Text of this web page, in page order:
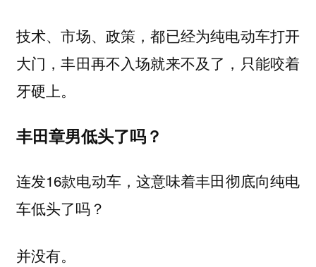
技术、市场、政策，都已经为纯电动车打开
大门，丰田再不入场就来不及了，只能咬着
牙硬上。
丰田章男低头了吗？
连发16款电动车，这意味着丰田彻底向纯电
车低头了吗？
并没有。